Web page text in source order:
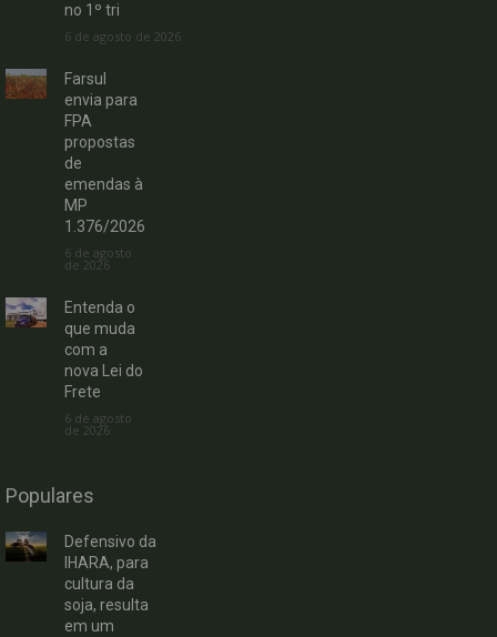
no 1º tri
6 de agosto de 2026
Farsul
envia para
FPA
propostas
de
emendas à
MP
1.376/2026
6 de agosto
de 2026
Entenda o
que muda
com a
nova Lei do
Frete
6 de agosto
de 2026
Populares
Defensivo da
IHARA, para
cultura da
soja, resulta
em um